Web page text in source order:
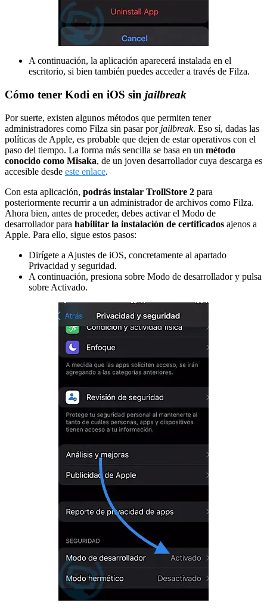
A continuación, la aplicación aparecerá instalada en el
escritorio, si bien también puedes acceder a través de Filza.
Cómo tener Kodi en iOS sin jailbreak
Por suerte, existen algunos métodos que permiten tener
administradores como Filza sin pasar por jailbreak. Eso sí, dadas las
políticas de Apple, es probable que dejen de estar operativos con el
paso del tiempo. La forma más sencilla se basa en un método
conocido como Misaka, de un joven desarrollador cuya descarga es
accesible desde este enlace.
Con esta aplicación, podrás instalar TrollStore 2 para
posteriormente recurrir a un administrador de archivos como Filza.
Ahora bien, antes de proceder, debes activar el Modo de
desarrollador para habilitar la instalación de certificados ajenos a
Apple. Para ello, sigue estos pasos:
Dirígete a Ajustes de iOS, concretamente al apartado
Privacidad y seguridad.
A continuación, presiona sobre Modo de desarrollador y pulsa
sobre Activado.